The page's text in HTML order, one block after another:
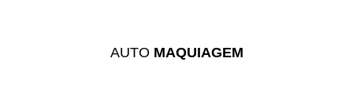
AUTO MAQUIAGEM